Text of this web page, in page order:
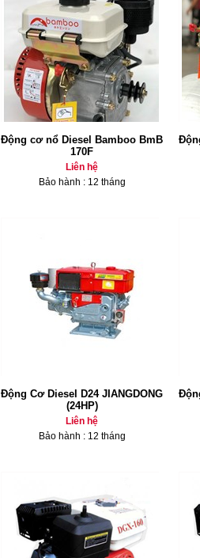
Động cơ nổ Diesel Bamboo BmB
170F
Liên hệ
Bảo hành : 12 tháng
Động Cơ Diesel D24 JIANGDONG
(24HP)
Liên hệ
Bảo hành : 12 tháng